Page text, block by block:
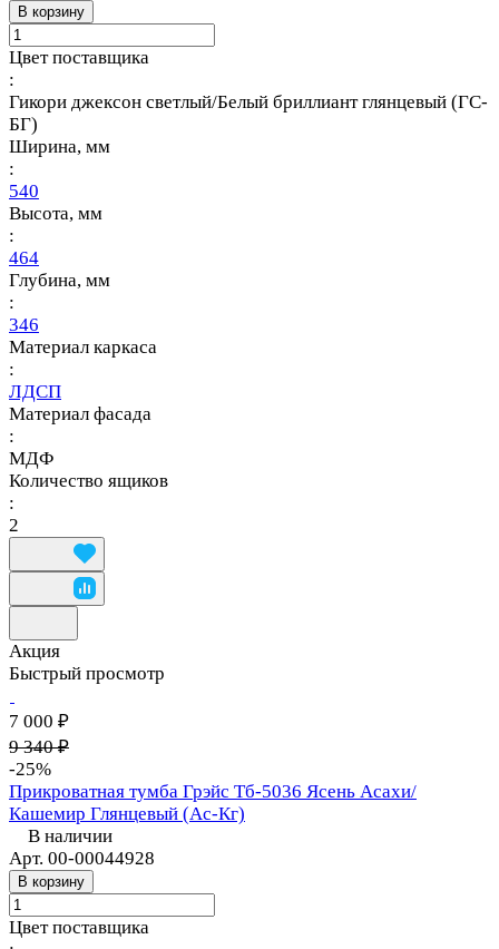
В корзину
Цвет поставщика
:
Гикори джексон светлый/Белый бриллиант глянцевый (ГС-
БГ)
Ширина, мм
:
540
Высота, мм
:
464
Глубина, мм
:
346
Материал каркаса
:
ЛДСП
Материал фасада
:
МДФ
Количество ящиков
:
2
Акция
Быстрый просмотр
7 000 ₽
9 340 ₽
-25%
Прикроватная тумба Грэйс Тб-5036 Ясень Асахи/
Кашемир Глянцевый (Ас-Кг)
В наличии
Арт. 00-00044928
В корзину
Цвет поставщика